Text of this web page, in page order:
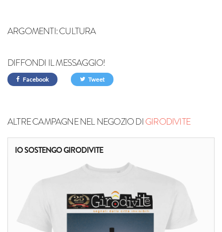
ARGOMENTI:CULTURA
DIFFONDI IL MESSAGGIO!
Facebook Tweet
ALTRE CAMPAGNE NEL NEGOZIO DIGIRODIVITE
IO SOSTENGO GIRODIVITE